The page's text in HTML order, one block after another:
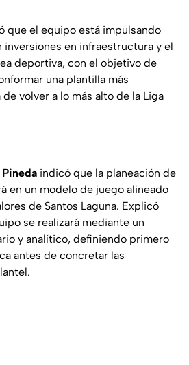
que el equipo está impulsando
en infraestructura y el
deportiva, con el objetivo de
una plantilla más
volver a lo más alto de la Liga
Pineda indicó que la planeación de
en un modelo de juego alineado
de Santos Laguna. Explicó
se realizará mediante un
y analítico, definiendo primero
antes de concretar las